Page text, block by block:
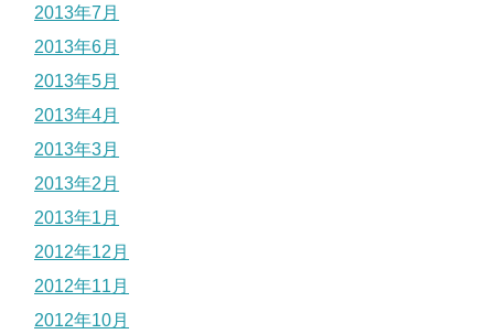
2013年7月
2013年6月
2013年5月
2013年4月
2013年3月
2013年2月
2013年1月
2012年12月
2012年11月
2012年10月